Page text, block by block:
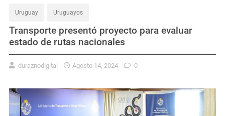
Uruguay Uruguayos
Transporte presentó proyecto para evaluar
estado de rutas nacionales
duraznodigital Agosto 14, 2024 0